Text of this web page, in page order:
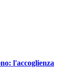
l'accoglienza